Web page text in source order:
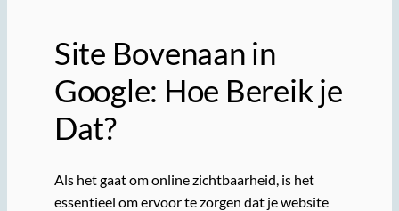
Site Bovenaan in
Google: Hoe Bereik je
Dat?
Als het gaat om online zichtbaarheid, is het
essentieel om ervoor te zorgen dat je website